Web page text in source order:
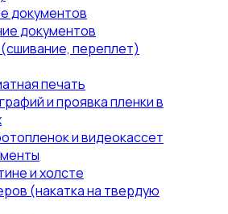
документов
документов
переплет)
печать
и проявка пленки в
и видеокассет
и холсте
(накатка на твердую